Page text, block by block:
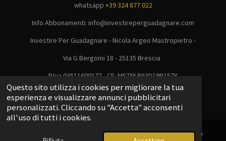
Questo sito utilizza i cookies per migliorare la tua
esperienza e visualizzare annunci pubblicitari
personalizzati. Cliccando su "Accetta" acconsenti
all'uso di tutti i cookies.
whatsapp +39 324 877 022
Info Abbonamenti: info@investireperguadagnare.com
Investire Per Guadagnare - Nicola Argeo Mastropietro -
Via G Bergomi 18 - 25135 Brescia
P.Iva 03511600177 - CF: MSTNLR63D19B157Y
© 2025 - 2026 Investire Per Guadagnare
Fornito daWebador